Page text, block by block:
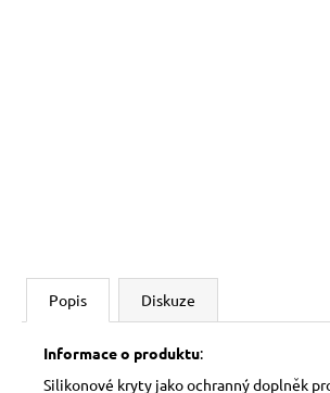
Popis Diskuze
Informace o produktu:
Silikonové kryty jako ochranný doplněk